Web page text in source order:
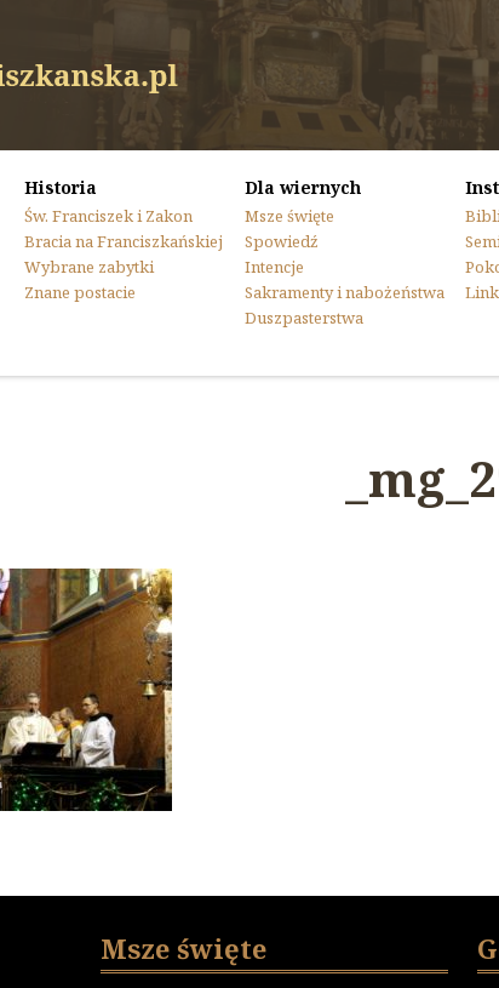
Historia
Św. Franciszek i Zakon
Bracia na Franciszkańskiej
Wybrane zabytki
Znane postacie
Dla wiernych
Msze święte
Spowiedź
Intencje
Sakramenty i nabożeństwa
Duszpasterstwa
Msze święte